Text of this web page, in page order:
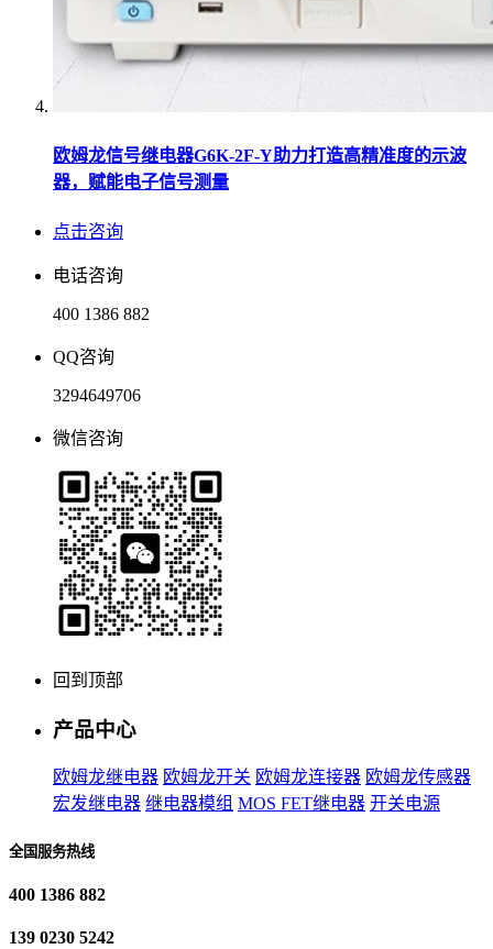
欧姆龙信号继电器G6K-2F-Y助力打造高精准度的示波
器，赋能电子信号测量
点击咨询
电话咨询
400 1386 882
QQ咨询
3294649706
微信咨询
回到顶部
产品中心
欧姆龙继电器 欧姆龙开关 欧姆龙连接器 欧姆龙传感器
宏发继电器 继电器模组 MOS FET继电器 开关电源
全国服务热线
400 1386 882
139 0230 5242